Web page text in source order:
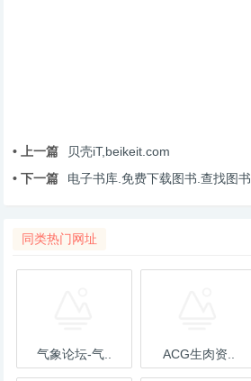
• 上一篇
贝壳iT,beikeit.com
• 下一篇
电子书库.免费下载图书.查找图书
同类热门网址
气象论坛-气.. ACG生肉资..